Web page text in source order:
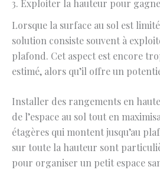
3. Exploiter la hauteur pour
Lorsque la surface au sol est
solution consiste souvent à
plafond. Cet aspect est encore
estimé, alors qu’il offre un
Installer des rangements en
de l’espace au sol tout en
étagères qui montent jusqu’au
sur toute la hauteur sont
pour organiser un petit espace